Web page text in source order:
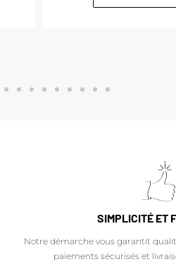
SIMPLICITÉ ET
Notre démarche vous garantit
paiements sécurisés et